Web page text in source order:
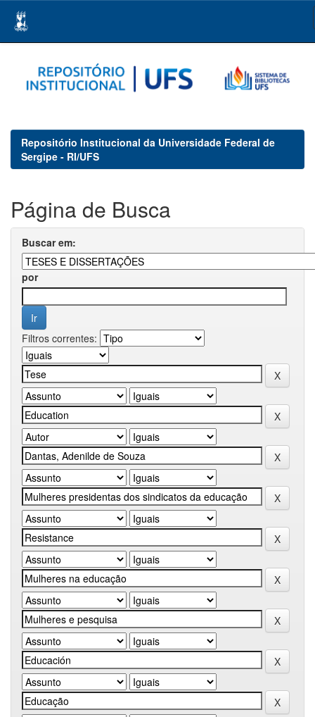
navigation
Repositório Institucional da Universidade Federal de
Sergipe - RI/UFS
Página de Busca
Buscar em:
por
Filtros correntes: